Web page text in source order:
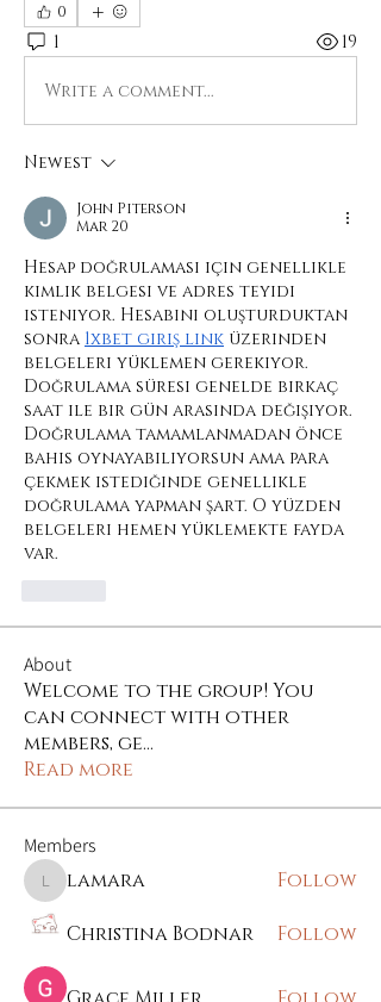
0
1 19
Write a comment...
Newest
John Piterson
Mar 20
Hesap doğrulaması için genellikle
kimlik belgesi ve adres teyidi
isteniyor. Hesabını oluşturduktan
sonra 1xbet giriş link üzerinden
belgeleri yüklemen gerekiyor.
Doğrulama süresi genelde birkaç
saat ile bir gün arasında değişiyor.
Doğrulama tamamlanmadan önce
bahis oynayabiliyorsun ama para
çekmek istediğinde genellikle
doğrulama yapman şart. O yüzden
belgeleri hemen yüklemekte fayda
var.
About
Welcome to the group! You
can connect with other
members, ge...
Read more
Members
lamara
lamara Follow
Christina Bodnar Follow